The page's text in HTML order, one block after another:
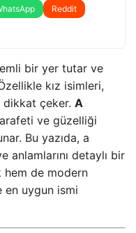
Reddit
bir yer tutar ve
kız isimleri,
dikkat çeker. A
ve güzelliği
Bu yazıda, a
anlamlarını detaylı bir
hem de modern
en uygun ismi